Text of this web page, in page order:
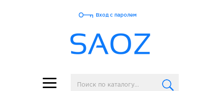
Toggle
navigation
Вход с паролем